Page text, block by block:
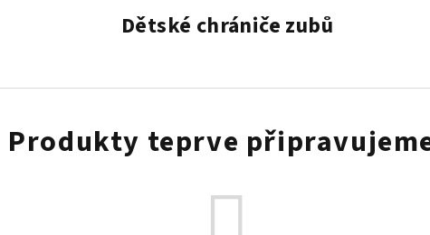
Dětské chrániče zubů
Produkty teprve